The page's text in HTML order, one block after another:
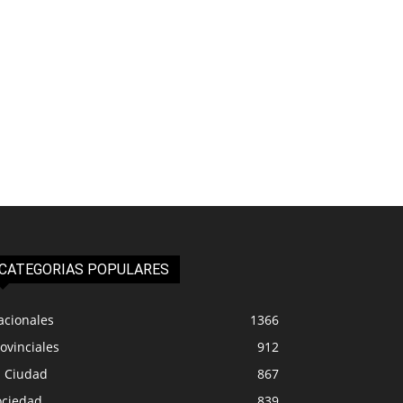
POPULARES
1366
912
Ciudad
867